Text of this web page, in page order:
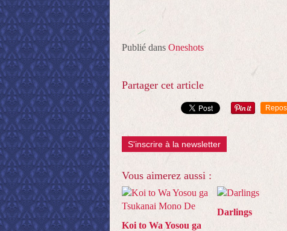
Publié dans Oneshots
Partager cet article
S'inscrire à la newsletter
Vous aimerez aussi :
Koi to Wa Yosou ga
Darlings